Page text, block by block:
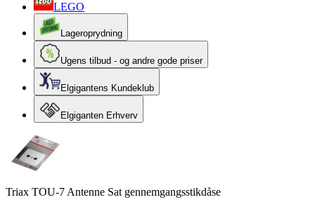
LEGO
Lageroprydning
Ugens tilbud - og andre gode priser
Elgigantens Kundeklub
Elgiganten Erhverv
Triax TOU-7 Antenne Sat gennemgangsstikdåse